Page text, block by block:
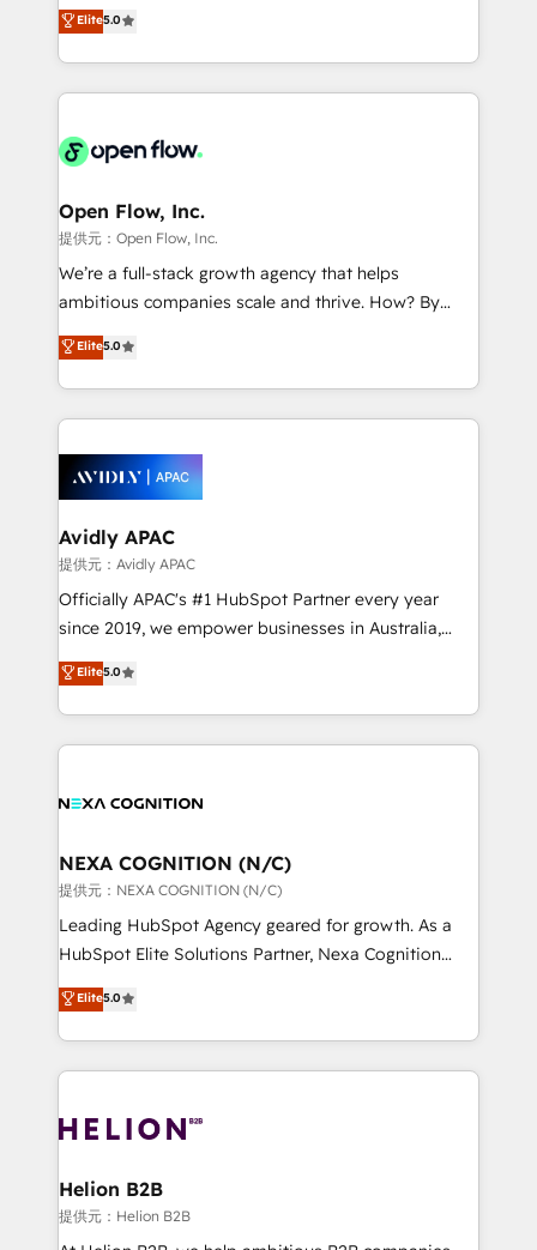
Mindedness, and Clarity. We are driven to win for the
collective good of the company and its clientele, and
things are happening.
integration products and services to mid-market
and enterprise customers. We ensure that your sales,
service and marketing department operates in the
most effective way, while at the same time
integrated buyers journey. Elixir is located in
and Stockholm Elixir is a first mover and leader
when it comes to HubSpot sales and service
implementations, highly renowned for our business
acumen, process (re-)design experience and a
integrate HubSpot with complex solutions like SAP,
MicroSoft, custom solutions,... Our company also has
execution, CPQ, customer portals and HubSpot CMS
Elite5.0
Open Flow, Inc.
提供元：Open Flow, Inc.
We’re a full-stack growth agency that helps
ambitious companies scale and thrive. How? By
upgrading and streamlining every single revenue-
generating aspect of your business. We’re proud
HubSpot Elite Solutions Partners and devout CRM
nerds who can harness HubSpot’s custom digital
experience. Working hand-in-hand with your team,
we’ll assemble a RevOps machine that drives more
traffic, generates better leads and crushes your
revenue goals. We've worked with thousands of
HubSpot customers and we'd love to work with you
too! Clients come to us for: Advanced CRM solutions
HubSpot Data System Migrations between systems
to HubSpot New lead generation strategies Time-
Elite5.0
Avidly APAC
提供元：Avidly APAC
Officially APAC's #1 HubSpot Partner every year
since 2019, we empower businesses in Australia,
New Zealand, and globally to realise their full
potential through enterprise HubSpot CRM
implementation. And we deliver best practice across
the whole HubSpot platform, covering marketing,
all businesses, from start-up to Enterprise, and have
the world. Our human approach to digital
transformation is designed for businesses who want
to grow. And we're passionate about APAC
businesses leading the world in technology, agility
record migrating businesses from CRM & Marketing
Platforms such as Salesforce, Dynamics, Pipedrive,
with attract and retain customers, manage their
business people and processes, and how they
Elite5.0
NEXA COGNITION (N/C)
提供元：NEXA COGNITION (N/C)
Leading HubSpot Agency geared for growth. As a
HubSpot Elite Solutions Partner, Nexa Cognition
ranks in the top 1% of global HubSpot Partners and
has been one of the longest-standing partners since
2012. We empower businesses to harness the full
potential of HubSpot by combining strategic
bespoke HubSpot solutions tailored to drive
Choose Nexa Cognition? 🚀 HubSpot Expertise: Our
certified team specialises in CRM implementation,
marketing automation, and revenue operations. 🤝
Elite5.0
Helion B2B
提供元：Helion B2B